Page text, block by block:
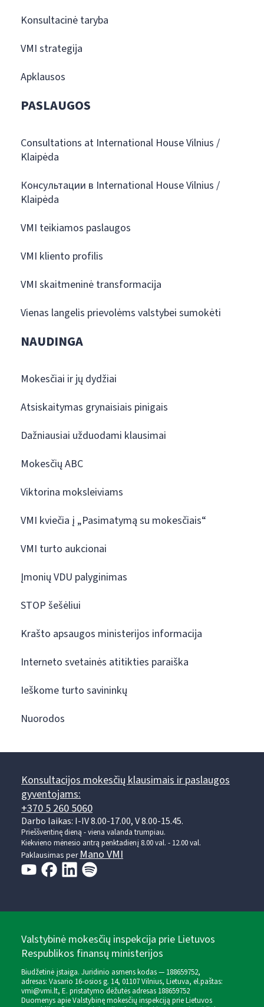
Konsultacinė taryba
VMI strategija
Apklausos
PASLAUGOS
Consultations at International House Vilnius /
Klaipėda
Консультации в International House Vilnius /
Klaipėda
VMI teikiamos paslaugos
VMI kliento profilis
VMI skaitmeninė transformacija
Vienas langelis prievolėms valstybei sumokėti
NAUDINGA
Mokesčiai ir jų dydžiai
Atsiskaitymas grynaisiais pinigais
Dažniausiai užduodami klausimai
Mokesčių ABC
Viktorina moksleiviams
VMI kviečia į „Pasimatymą su mokesčiais“
VMI turto aukcionai
Įmonių VDU palyginimas
STOP šešėliui
Krašto apsaugos ministerijos informacija
Interneto svetainės atitikties paraiška
Ieškome turto savininkų
Nuorodos
Konsultacijos mokesčių klausimais ir paslaugos
gyventojams:
+370 5 260 5060
Darbo laikas: I-IV 8.00-17.00, V 8.00-15.45.
Prieššventinę dieną - viena valanda trumpiau.
Kiekvieno mėnesio antrą penktadienį 8.00 val. - 12.00 val.
Paklausimas perMano VMI
Valstybinė mokesčių inspekcija prie Lietuvos
Respublikos finansų ministerijos
Biudžetinė įstaiga. Juridinio asmens kodas — 188659752,
adresas: Vasario 16-osios g. 14, 01107 Vilnius, Lietuva, el.paštas:
vmi@vmi.lt, E. pristatymo dėžutės adresas 188659752
Duomenys apie Valstybinę mokesčių inspekciją prie Lietuvos